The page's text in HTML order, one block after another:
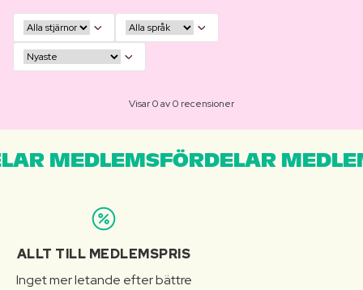
Visar 0 av 0 recensioner
MEDLEMSFÖRDELAR
ALLT TILL MEDLEMSPRIS
Inget mer letande efter bättre